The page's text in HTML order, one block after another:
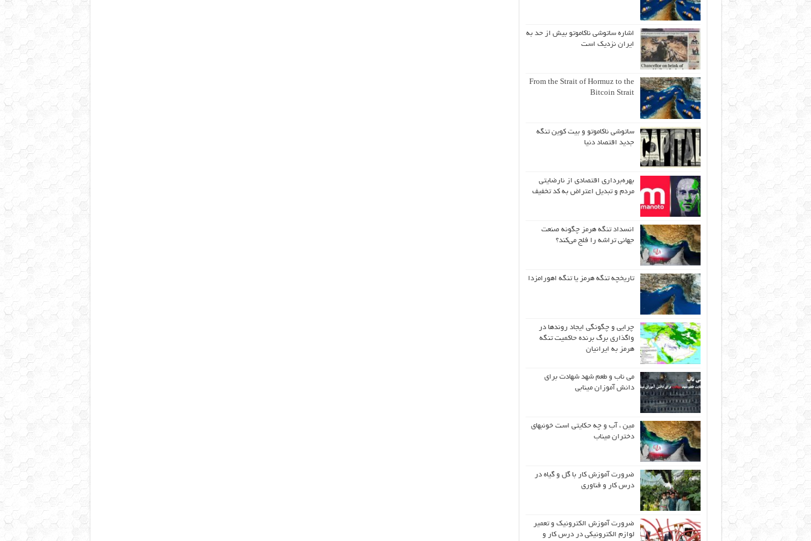
اشاره ساتوشی ناکاموتو بیش از حد به
ایران نزدیک است
From the Strait of Hormuz to the
Bitcoin Strait
ساتوشی ناکاموتو و بیت کوین تنگه
جدید اقتصاد دنیا
بهره‌برداری اقتصادی از نارضایتی
مردم و تبدیل اعتراض به کد تخفیف
انسداد تنگه هرمز چگونه صنعت
جهانی تراشه را فلج می‌کند؟
تاریخچه تنگه هرمز یا تنگه اهورامزدا
چرایی و چگونگی ایجاد روندها در
واگذاری برگ برنده حاکمیت تنگه
هرمز به ایرانیان
می ناب و طعم شهد شهادت برای
دانش آموزان مینابی
مین ، آب و چه حکایتی است خونبهای
دختران میناب
ضرورت آموزش کار با گل و گیاه در
درس کار و فناوری
ضرورت آموزش الکترونیک و تعمیر
لوازم الکترونیکی در درس کار و